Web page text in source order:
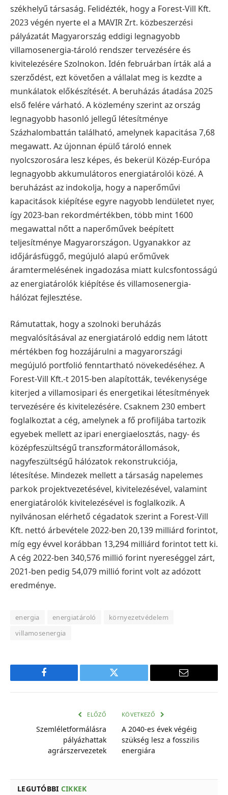
székhelyű társaság. Felidézték, hogy a Forest-Vill Kft.
2023 végén nyerte el a MAVIR Zrt. közbeszerzési
pályázatát Magyarország eddigi legnagyobb
villamosenergia-tároló rendszer tervezésére és
kivitelezésére Szolnokon. Idén februárban írták alá a
szerződést, ezt követően a vállalat meg is kezdte a
munkálatok előkészítését. A beruházás átadása 2025
első felére várható. A közlemény szerint az ország
legnagyobb hasonló jellegű létesítménye
Százhalombattán található, amelynek kapacitása 7,68
megawatt. Az újonnan épülő tároló ennek
nyolcszorosára lesz képes, és bekerül Közép-Európa
legnagyobb akkumulátoros energiatárolói közé. A
beruházást az indokolja, hogy a naperőművi
kapacitások kiépítése egyre nagyobb lendületet nyer,
így 2023-ban rekordmértékben, több mint 1600
megawattal nőtt a naperőművek beépített
teljesítménye Magyarországon. Ugyanakkor az
időjárásfüggő, megújuló alapú erőművek
áramtermelésének ingadozása miatt kulcsfontosságú
az energiatárolók kiépítése és villamosenergia-
hálózat fejlesztése.
Rámutattak, hogy a szolnoki beruházás
megvalósításával az energiatároló eddig nem látott
mértékben fog hozzájárulni a magyarországi
megújuló portfolió fenntartható növekedéséhez. A
Forest-Vill Kft.-t 2015-ben alapították, tevékenysége
kiterjed a villamosipari és energetikai létesítmények
tervezésére és kivitelezésére. Csaknem 230 embert
foglalkoztat a cég, amelynek a fő profiljába tartozik
egyebek mellett az ipari energiaelosztás, nagy- és
középfeszültségű transzformátorállomások,
nagyfeszültségű hálózatok rekonstrukciója,
létesítése. Mindezek mellett a társaság napelemes
parkok projektvezetésével, kivitelezésével, valamint
energiatárolók kivitelezésével is foglalkozik. A
nyilvánosan elérhető cégadatok szerint a Forest-Vill
Kft. nettó árbevétele 2022-ben 20,139 milliárd forintot,
míg egy évvel korábban 13,294 milliárd forintot tett ki.
A cég 2022-ben 340,576 millió forint nyereséggel zárt,
2021-ben pedig 54,079 millió forint volt az adózott
eredménye.
energia energiatároló
környezetvédelem
villamosenergia
Facebook Twitter
E-
ELŐZŐ
Szemléletformálásra
pályázhattak
agrárszervezetek
KÖVETKEZŐ
A 2040-es évek végéig
szükség lesz a fosszilis
energiára
LEGUTÓBBI CIKKEK